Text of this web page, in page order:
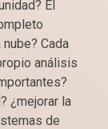
El
Cada
análisis
¿mejorar la
de